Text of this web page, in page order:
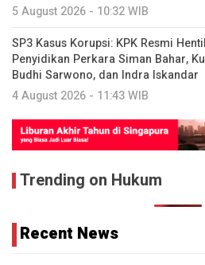
5 August 2026 - 10:32 WIB
SP3 Kasus Korupsi: KPK Resmi
Penyidikan Perkara Siman Bahar,
Budhi Sarwono, dan Indra Iskandar
4 August 2026 - 11:43 WIB
Trending on Hukum
Recent News